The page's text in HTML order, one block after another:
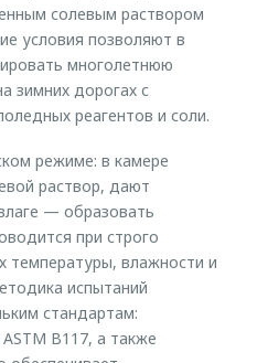
солевым раствором
условия позволяют в
многолетнюю
зимних дорогах с
реагентов и соли.
режиме: в камере
раствор, дают
— образовать
при строго
температуры, влажности и
испытаний
стандартам:
B117, а также